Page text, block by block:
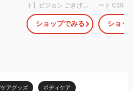
ト】ピジョン ごきげん
クール ひんやり全身シ
ート 20枚入 ベビー 冷感
シート 汗拭きシート ボ
ショップでみる
ート C10枚
来 リフレッ
無添加 [M便
ショッ
アグッズ ボディケア